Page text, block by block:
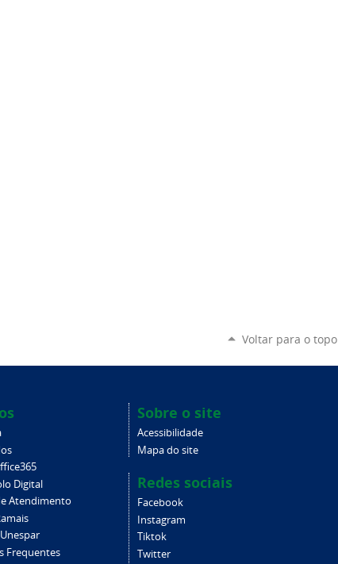
Voltar para o topo
Digital
Atendimento
Frequentes
Sobre o site
Acessibilidade
Mapa do site
Redes sociais
Facebook
Instagram
Tiktok
Twitter